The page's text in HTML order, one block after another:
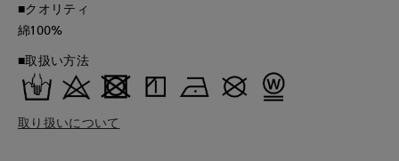
■クオリティ
綿100%
■取扱い方法
取り扱いについて